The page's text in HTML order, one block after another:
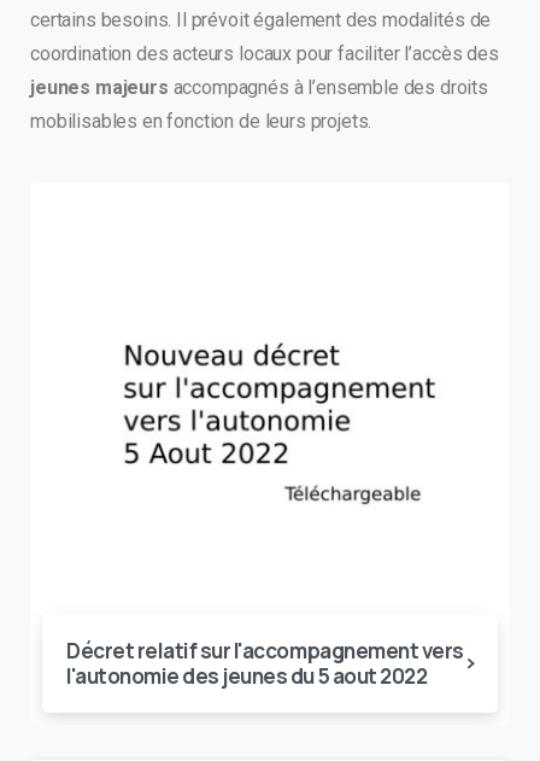
certains besoins. Il prévoit également des modalités de
coordination des acteurs locaux pour faciliter l’accès des
jeunes majeurs accompagnés à l’ensemble des droits
mobilisables en fonction de leurs projets.
Décret relatif sur l'accompagnement vers
l'autonomie des jeunes du 5 aout 2022